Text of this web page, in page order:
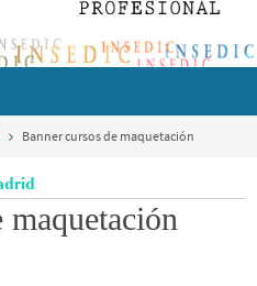
Banner cursos de maquetación
maquetación